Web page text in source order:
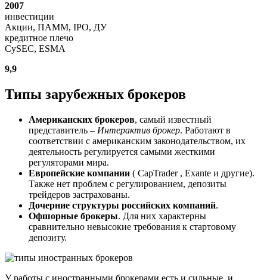
2007
инвестиции
Акции, ПАММ, IPO, ДУ
кредитное плечо
CySEC, ESMA
9,9
Типы зарубежных брокеров
Американских брокеров, самый известный
представитель – Интерактив брокер. Работают в
соответствии с американским законодательством, их
деятельность регулируется самыми жесткими
регуляторами мира.
Европейские компании ( CapTrader , Exante и другие).
Также нет проблем с регулированием, депозиты
трейдеров застрахованы.
Дочерние структуры российских компаний.
Офшорные брокеры. Для них характерны
сравнительно невысокие требования к стартовому
депозиту.
У работы с иностранными брокерами есть и сильные, и